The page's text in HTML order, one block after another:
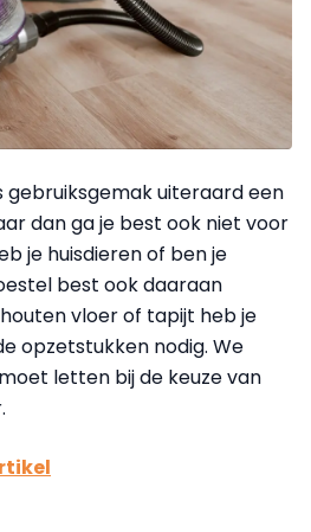
gebruiksgemak uiteraard een
dan ga je best ook niet voor
je huisdieren of ben je
best ook daaraan
vloer of tapijt heb je
opzetstukken nodig. We
letten bij de keuze van